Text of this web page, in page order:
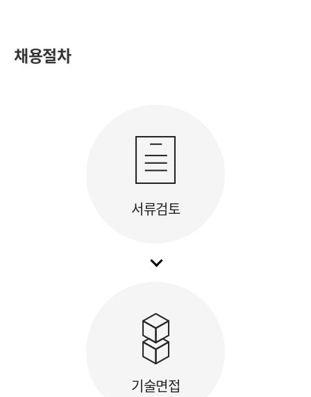
채용절차
서류검토
기술면접